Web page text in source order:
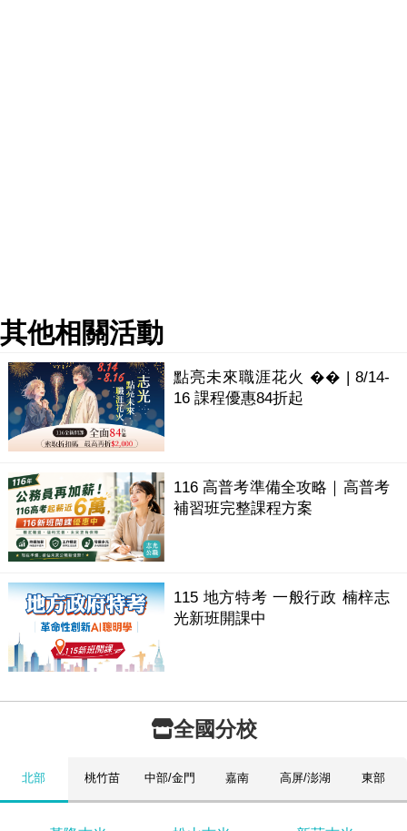
其他相關活動
點亮未來職涯花火 �� | 8/14-
16 課程優惠84折起
116 高普考準備全攻略｜高普考
補習班完整課程方案
115 地方特考 一般行政 楠梓志
光新班開課中
全國分校
北部 桃竹苗 中部/金門 嘉南 高屏/澎湖 東部